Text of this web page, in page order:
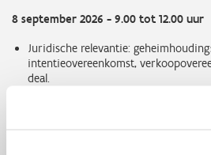
8 september 2026 - 9.00 tot 12.00 uur
Juridische relevantie:
intentieovereenkomst,
deal.